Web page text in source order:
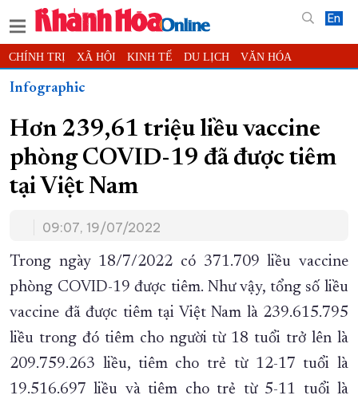
En
CHÍNH TRỊ XÃ HỘI KINH TẾ DU LỊCH VĂN HÓA
THỂ THAO ĐỜI SỐNG
THẾ GIỚI MULTIMEDIA VIDEO ĐỌC BÁO ONLINE
PODCAST THÔNG TIN - QUẢNG CÁO
QUY HOẠCH TỈNH KHÁNH HÒA
TRƯỜNG SA BIỂN ĐẢO QUÊ HƯƠNG
KỶ NIỆM 370 NĂM XÂY DỰNG VÀ PHÁT TRIỂN TỈNH KHÁNH HÒA
KHOẢNH KHẮC ĐẸP XỨ TRẦM
XÂY DỰNG KHÁNH HÒA TRỞ THÀNH THÀNH PHỐ TRỰC THUỘC
Infographic
Hơn 239,61 triệu liều vaccine
phòng COVID-19 đã được tiêm
tại Việt Nam
09:07, 19/07/2022
Trong ngày 18/7/2022 có 371.709 liều vaccine
phòng COVID-19 được tiêm. Như vậy, tổng số liều
vaccine đã được tiêm tại Việt Nam là 239.615.795
liều trong đó tiêm cho người từ 18 tuổi trở lên là
209.759.263 liều, tiêm cho trẻ từ 12-17 tuổi là
19.516.697 liều và tiêm cho trẻ từ 5-11 tuổi là